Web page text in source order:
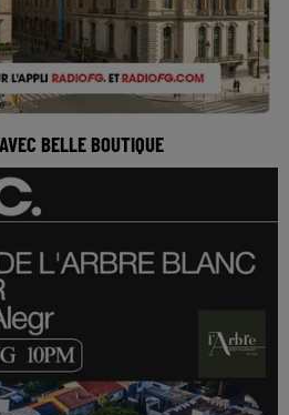
BELLE BOUTIQUE
l'hôtel Régina de Paris avec
mai 2026 Situé